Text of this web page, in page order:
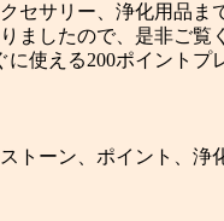
セサリー、浄化用品ま
ましたので、是非ご覧
使える200ポイントプ
トーン、ポイント、浄